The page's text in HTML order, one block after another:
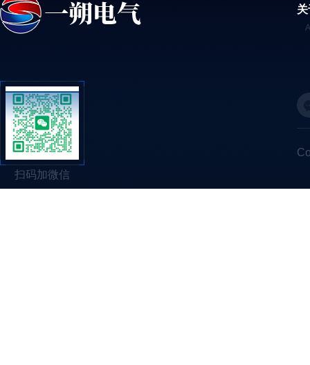
扫码加微信